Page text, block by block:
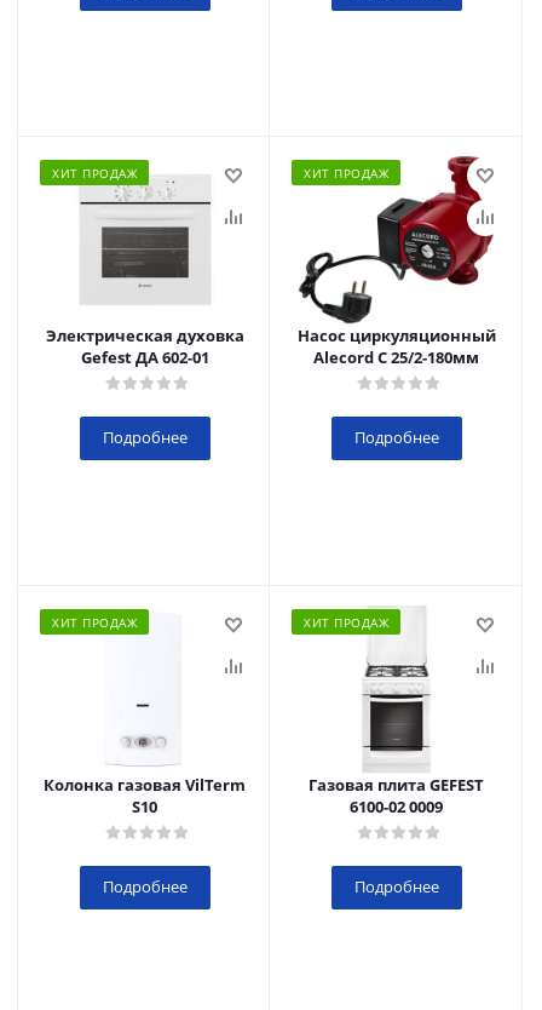
ХИТ ПРОДАЖ
Электрическая духовка
Gefest ДА 602-01
Подробнее
ХИТ ПРОДАЖ
Насос циркуляционный
Alecord C 25/2-180мм
Подробнее
ХИТ ПРОДАЖ
Колонка газовая VilTerm
S10
Подробнее
ХИТ ПРОДАЖ
Газовая плита GEFEST
6100-02 0009
Подробнее